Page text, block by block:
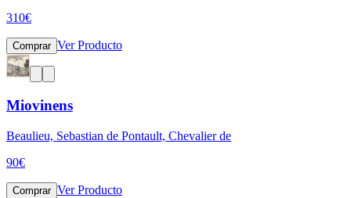
310€
Comprar Ver Producto
Miovinens
Beaulieu, Sebastian de Pontault, Chevalier de
90€
Comprar Ver Producto